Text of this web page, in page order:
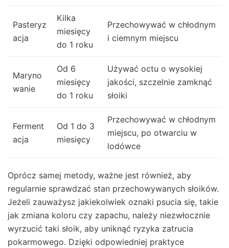
Pasteryz
acja
Kilka
miesięcy
do 1 roku
Przechowywać w chłodnym
i ciemnym miejscu
Maryno
wanie
Od 6
miesięcy
do 1 roku
Używać octu o wysokiej
jakości, szczelnie zamknąć
słoiki
Ferment
acja
Od 1 do 3
miesięcy
Przechowywać w chłodnym
miejscu, po otwarciu w
lodówce
Oprócz samej metody, ważne jest również, aby
regularnie sprawdzać stan przechowywanych słoików.
Jeżeli zauważysz jakiekolwiek oznaki psucia się, takie
jak zmiana koloru czy zapachu, należy niezwłocznie
wyrzucić taki słoik, aby uniknąć ryzyka zatrucia
pokarmowego. Dzięki odpowiedniej praktyce